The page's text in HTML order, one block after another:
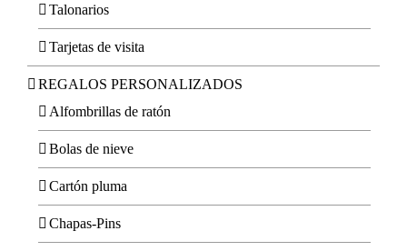
Talonarios
Tarjetas de visita
REGALOS PERSONALIZADOS
Alfombrillas de ratón
Bolas de nieve
Cartón pluma
Chapas-Pins